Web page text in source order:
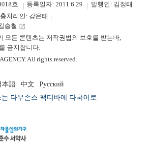
호
등록일자: 2011.6.29
발행인: 김정태
처리인: 강은태
승철 launch
모든 콘텐츠는 저작권법의 보호를 받는바,
금지합니다.
All rights reserved.
本語 中文
Русский
다우존스 팩티바에 다국어로